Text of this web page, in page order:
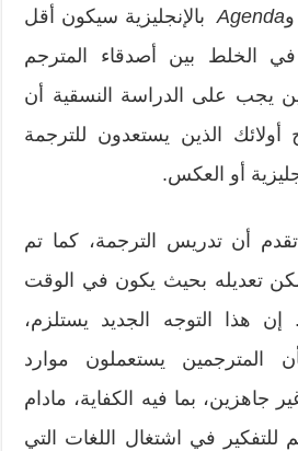
Agendaبالإنجليزية سيكون أقل
الخلط بين أصدقاء المترجم
يجب على الدراسة النسقية أن
الذين يستعدون للترجمة
أو العكس.
أن تدريس الترجمة، كما تم
تعديله بحيث يكون في الوقت
إن هذا التوجه الجديد يستلزم،
المترجمين يستعملون موارد
جاهزين، بما فيه الكفاية، مادام
للتفكير في اشتغال اللغات التي